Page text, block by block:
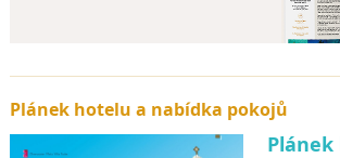
Plánek hotelu a nabídka pokojů